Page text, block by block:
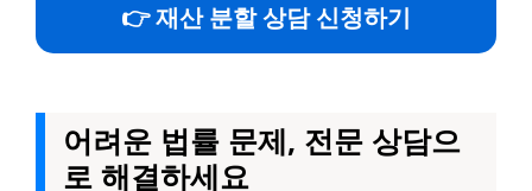
👉 재산 분할 상담 신청하기
어려운 법률 문제, 전문 상담으
로 해결하세요